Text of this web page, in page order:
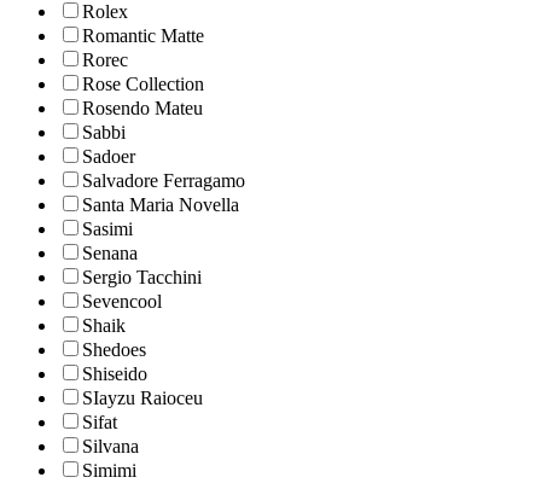
Rolex
Romantic Matte
Rorec
Rose Collection
Rosendo Mateu
Sabbi
Sadoer
Salvadore Ferragamo
Santa Maria Novella
Sasimi
Senana
Sergio Tacchini
Sevencool
Shaik
Shedoes
Shiseido
SIayzu Raioceu
Sifat
Silvana
Simimi